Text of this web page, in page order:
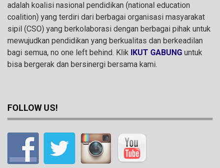
adalah koalisi nasional pendidikan (national education
coalition) yang terdiri dari berbagai organisasi masyarakat
sipil (CSO) yang berkolaborasi dengan berbagai pihak untuk
mewujudkan pendidikan yang berkualitas dan berkeadilan
bagi semua, no one left behind. Klik IKUT GABUNG untuk
bisa bergerak dan bersinergi bersama kami.
FOLLOW US!